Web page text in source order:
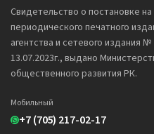
Свидетельство о постановке
периодического печатного
агентства и сетевого издания №
13.07.2023г., выдано
общественного развития РК.
Мобильный
+7 (705) 217-02-17